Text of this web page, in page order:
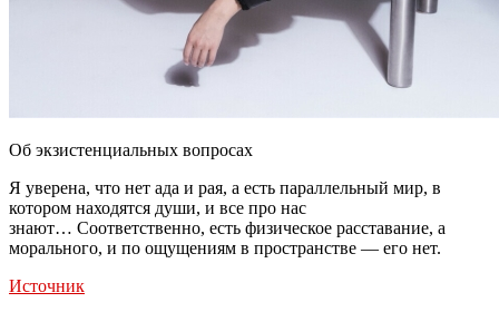
Об экзистенциальных вопросах
Я уверена, что нет ада и рая, а есть параллельный мир, в
котором находятся души, и все про нас
знают… Соответственно, есть физическое расставание, а
морального, и по ощущениям в пространстве — его нет.
Источник